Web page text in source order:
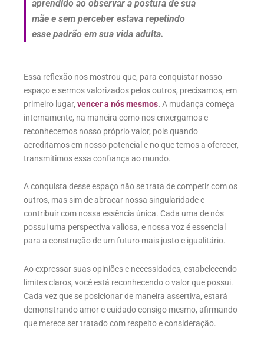
aprendido ao observar a postura de sua
mãe e sem perceber estava repetindo
esse padrão em sua vida adulta.
Essa reflexão nos mostrou que, para conquistar nosso
espaço e sermos valorizados pelos outros, precisamos, em
primeiro lugar, vencer a nós mesmos. A mudança começa
internamente, na maneira como nos enxergamos e
reconhecemos nosso próprio valor, pois quando
acreditamos em nosso potencial e no que temos a oferecer,
transmitimos essa confiança ao mundo.
A conquista desse espaço não se trata de competir com os
outros, mas sim de abraçar nossa singularidade e
contribuir com nossa essência única. Cada uma de nós
possui uma perspectiva valiosa, e nossa voz é essencial
para a construção de um futuro mais justo e igualitário.
Ao expressar suas opiniões e necessidades, estabelecendo
limites claros, você está reconhecendo o valor que possui.
Cada vez que se posicionar de maneira assertiva, estará
demonstrando amor e cuidado consigo mesmo, afirmando
que merece ser tratado com respeito e consideração.